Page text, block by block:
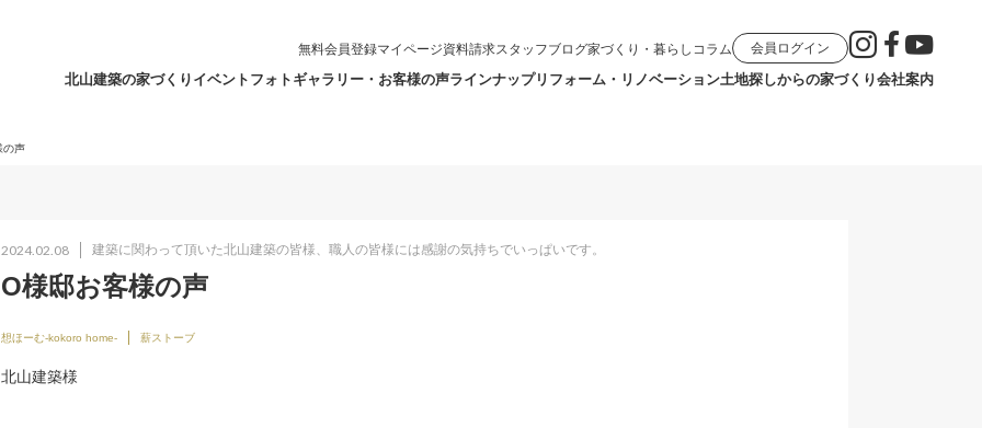
北山建築の家づくり イベント フォトギャラリー・お客様の声ラインナップリフォーム・リノベーション土地探しからの家づくり会社案内
無料会員登録マイページ資料請求スタッフブログ家づくり・暮らしコラム 会員ログイン
の声
2024.02.08 建築に関わって頂いた北山建築の皆様、職人の皆様には感謝の気持ちでいっぱいです。
O様邸お客様の声
想ほーむ-kokoro home- 薪ストーブ
北山建築様